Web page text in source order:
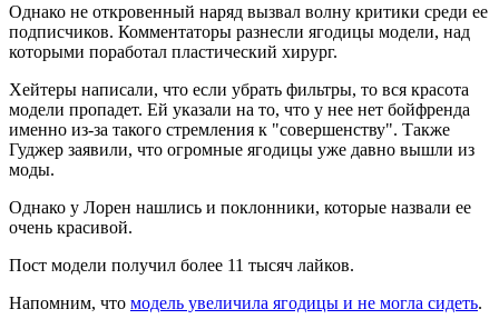
Однако не откровенный наряд вызвал волну критики среди ее
подписчиков. Комментаторы разнесли ягодицы модели, над
которыми поработал пластический хирург.
Хейтеры написали, что если убрать фильтры, то вся красота
модели пропадет. Ей указали на то, что у нее нет бойфренда
именно из-за такого стремления к "совершенству". Также
Гуджер заявили, что огромные ягодицы уже давно вышли из
моды.
Однако у Лорен нашлись и поклонники, которые назвали ее
очень красивой.
Пост модели получил более 11 тысяч лайков.
Напомним, что модель увеличила ягодицы и не могла сидеть.